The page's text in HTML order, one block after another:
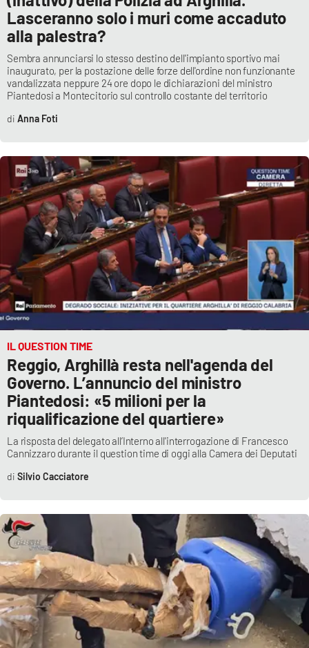
Lasceranno solo i muri come accaduto
alla palestra?
Sembra annunciarsi lo stesso destino dell'impianto sportivo mai
inaugurato, per la postazione delle forze dell'ordine non funzionante
vandalizzata neppure 24 ore dopo le dichiarazioni del ministro
Piantedosi a Montecitorio sul controllo costante del territorio
Anna Foti
IL QUESTION TIME
Reggio, Arghillà resta nell'agenda del
Governo. L’annuncio del ministro
Piantedosi: «5 milioni per la
riqualificazione del quartiere»
La risposta del delegato all’Interno all'interrogazione di Francesco
Cannizzaro durante il question time di oggi alla Camera dei Deputati
Silvio Cacciatore